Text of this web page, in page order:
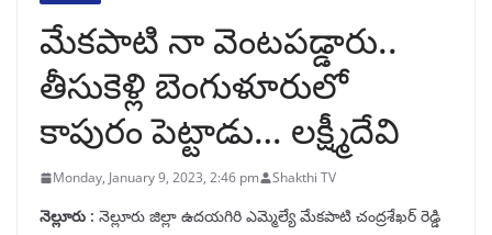
మేకపాటి నా వెంటపడ్డారు..
తీసుకెళ్లి బెంగుళూరులో
కాపురం పెట్టాడు… లక్ష్మీదేవి
Monday, January 9, 2023, 2:46 pm Shakthi TV
నెల్లూరు : నెల్లూరు జిల్లా ఉదయగిరి ఎమ్మెల్యే మేకపాటి చంద్రశేఖర్ రెడ్డి